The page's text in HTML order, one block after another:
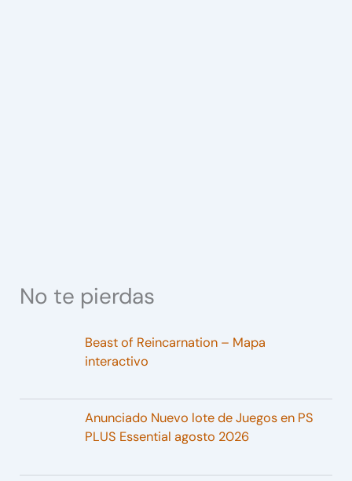
No te pierdas
Beast of Reincarnation – Mapa
interactivo
Anunciado Nuevo lote de Juegos en PS
PLUS Essential agosto 2026